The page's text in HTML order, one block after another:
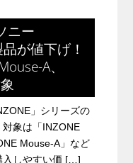
ニー
が値下げ！
A、
」シリーズの
象は「INZONE
Mouse-A」など
入しやすい価 […]